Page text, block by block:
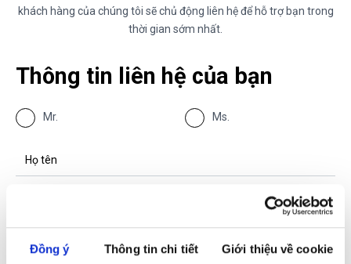
Đồng ý Thông tin chi tiết Giới thiệu về cookie
khách hàng của chúng tôi sẽ chủ động liên hệ để hỗ trợ bạn trong
thời gian sớm nhất.
Thông tin liên hệ của bạn
Mr. Ms.